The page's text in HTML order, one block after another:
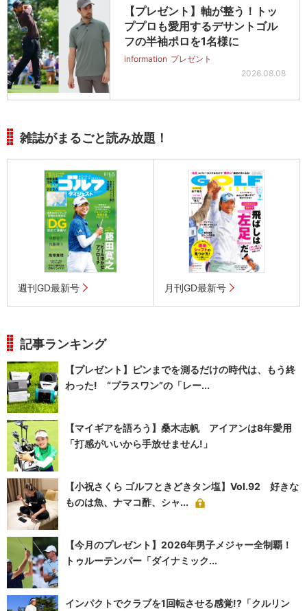
【プレゼント】軸が整う！トッ
ププロも愛用するデサントゴル
フの半袖ポロを1名様に
information プレゼント
2026.08.08
雑誌がまるごと読み放題！
週刊GD最新号 月刊GD最新号
記事ランキング
【プレゼント】ピンまでを測るだけの時代は、もう終
わった! “プラスワン”の「レー...
【マイギアを語ろう】桑木志帆 アイアンは8年愛用
「打感がいいから手放せません!」
【小祝さくら ゴルフときどきタン塩】Vol.92 好きな
ものは魚、ナマコ酢、シャ...
【今月のプレゼント】2026年男子メジャー全制覇！
トゥルーテンパー「ダイナミック...
インパクトでクラブを1回転させる感覚!?「クルリン